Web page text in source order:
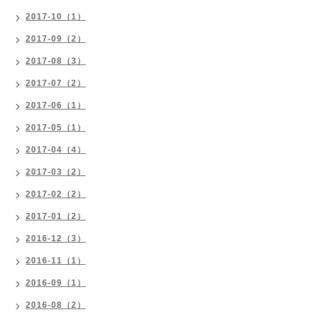
2017-10（1）
2017-09（2）
2017-08（3）
2017-07（2）
2017-06（1）
2017-05（1）
2017-04（4）
2017-03（2）
2017-02（2）
2017-01（2）
2016-12（3）
2016-11（1）
2016-09（1）
2016-08（2）